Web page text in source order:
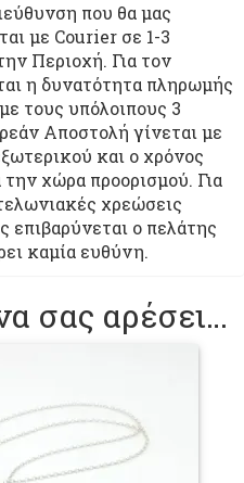
που θα μας
με Courier σε 1-3
Περιοχή. Για τον
η δυνατότητα πληρωμής
τους υπόλοιπους 3
Αποστολή γίνεται με
και ο χρόνος
χώρα προορισμού. Για
χρεώσεις
ο πελάτης
καμία ευθύνη.
σας αρέσει…